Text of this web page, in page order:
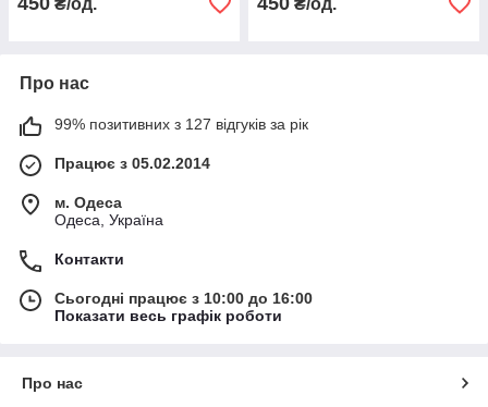
₴/од. ₴/од.
Про нас
99% позитивних з 127 відгуків за рік
Працює з 05.02.2014
м. Одеса
Одеса, Україна
Контакти
Сьогодні працює з 10:00 до 16:00
Показати весь графік роботи
Про нас